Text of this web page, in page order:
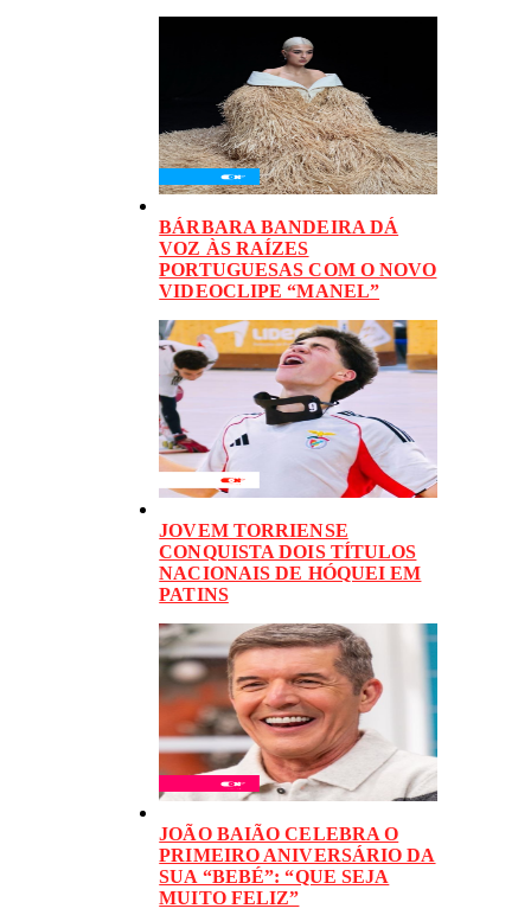
BÁRBARA BANDEIRA DÁ
VOZ ÀS RAÍZES
PORTUGUESAS COM O NOVO
VIDEOCLIPE “MANEL”
JOVEM TORRIENSE
CONQUISTA DOIS TÍTULOS
NACIONAIS DE HÓQUEI EM
PATINS
JOÃO BAIÃO CELEBRA O
PRIMEIRO ANIVERSÁRIO DA
SUA “BEBÉ”: “QUE SEJA
MUITO FELIZ”